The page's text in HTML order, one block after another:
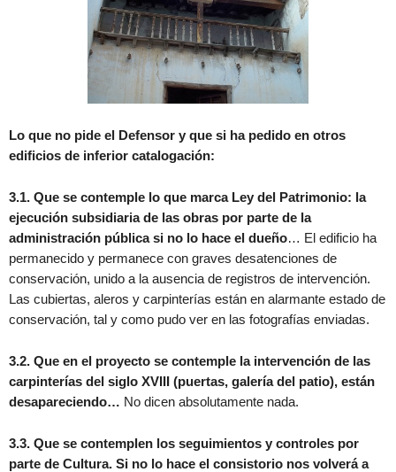
Lo que no pide el Defensor y que si ha pedido en otros
edificios de inferior catalogación:
3.1. Que se contemple lo que marca Ley del Patrimonio: la
ejecución subsidiaria de las obras por parte de la
administración pública si no lo hace el dueño… El edificio ha
permanecido y permanece con graves desatenciones de
conservación, unido a la ausencia de registros de intervención.
Las cubiertas, aleros y carpinterías están en alarmante estado de
conservación, tal y como pudo ver en las fotografías enviadas.
3.2. Que en el proyecto se contemple la intervención de las
carpinterías del siglo XVIII (puertas, galería del patio), están
desapareciendo… No dicen absolutamente nada.
3.3. Que se contemplen los seguimientos y controles por
parte de Cultura. Si no lo hace el consistorio nos volverá a